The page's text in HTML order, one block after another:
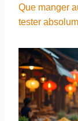
Que manger
tester